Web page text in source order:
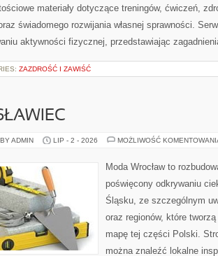
materiały dotyczące treningów, ćwiczeń,
świadomego rozwijania własnej sprawności.
aktywności fizycznej, przedstawiając
ZAZDROŚĆ I ZAWIŚĆ
ADMIN LIP - 2 - 2026 MOŻLIWOŚĆ
Moda Wrocław to
poświęcony odkrywaniu
Śląsku, ze szczególnym
oraz regionów, które
mapę tej części Polski.
można znaleźć lokalne